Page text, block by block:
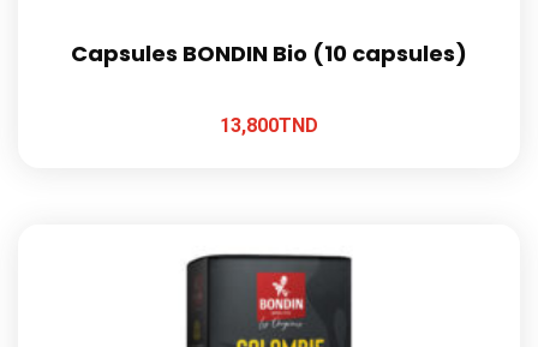
Capsules BONDIN Bio (10 capsules)
13,800TND